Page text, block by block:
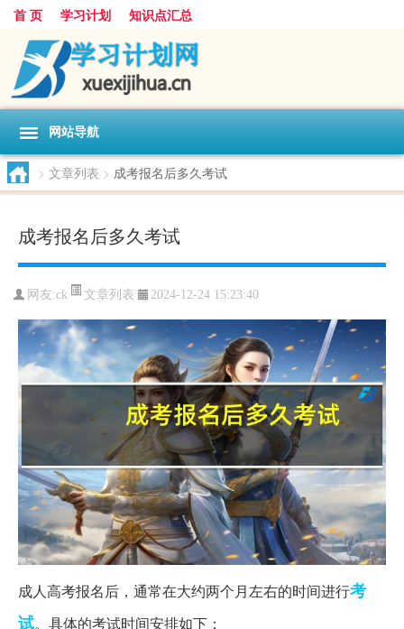
首 页 学习计划 知识点汇总
网站导航
> 文章列表 > 成考报名后多久考试
成考报名后多久考试
网友:ck 文章列表 2024-12-24 15:23:40
成人高考报名后，通常在大约两个月左右的时间进行考
试。具体的考试时间安排如下：